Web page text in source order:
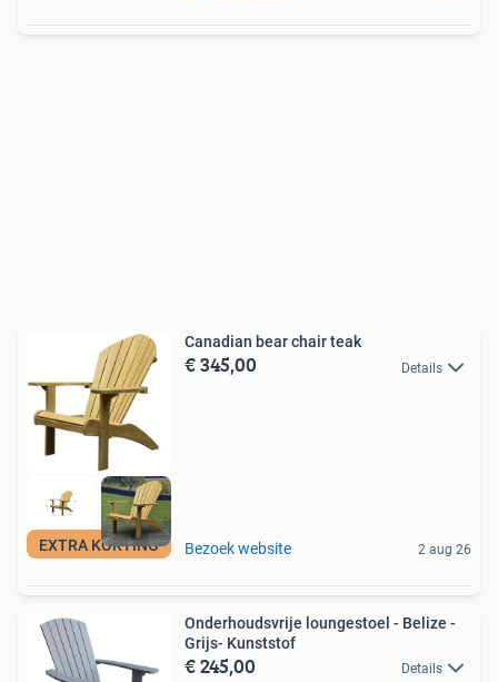
EXTRA KORTING
Canadian bear chair teak
€ 345,00 Details
Bezoek website 2 aug 26
Onderhoudsvrije loungestoel - Belize -
Grijs- Kunststof
€ 245,00 Details